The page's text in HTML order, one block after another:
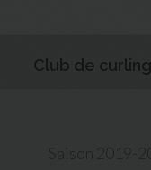
Club de
Saison 2019-